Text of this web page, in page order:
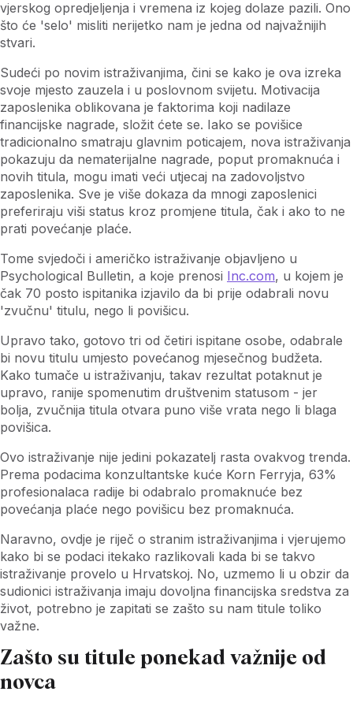
vjerskog opredjeljenja i vremena iz kojeg dolaze pazili. Ono
što će 'selo' misliti nerijetko nam je jedna od najvažnijih
stvari.
Sudeći po novim istraživanjima, čini se kako je ova izreka
svoje mjesto zauzela i u poslovnom svijetu. Motivacija
zaposlenika oblikovana je faktorima koji nadilaze
financijske nagrade, složit ćete se. Iako se povišice
tradicionalno smatraju glavnim poticajem, nova istraživanja
pokazuju da nematerijalne nagrade, poput promaknuća i
novih titula, mogu imati veći utjecaj na zadovoljstvo
zaposlenika. Sve je više dokaza da mnogi zaposlenici
preferiraju viši status kroz promjene titula, čak i ako to ne
prati povećanje plaće.
Tome svjedoči i američko istraživanje objavljeno u
Psychological Bulletin, a koje prenosi Inc.com, u kojem je
čak 70 posto ispitanika izjavilo da bi prije odabrali novu
'zvučnu' titulu, nego li povišicu.
Upravo tako, gotovo tri od četiri ispitane osobe, odabrale
bi novu titulu umjesto povećanog mjesečnog budžeta.
Kako tumače u istraživanju, takav rezultat potaknut je
upravo, ranije spomenutim društvenim statusom - jer
bolja, zvučnija titula otvara puno više vrata nego li blaga
povišica.
Ovo istraživanje nije jedini pokazatelj rasta ovakvog trenda.
Prema podacima konzultantske kuće Korn Ferryja, 63%
profesionalaca radije bi odabralo promaknuće bez
povećanja plaće nego povišicu bez promaknuća.
Naravno, ovdje je riječ o stranim istraživanjima i vjerujemo
kako bi se podaci itekako razlikovali kada bi se takvo
istraživanje provelo u Hrvatskoj. No, uzmemo li u obzir da
sudionici istraživanja imaju dovoljna financijska sredstva za
život, potrebno je zapitati se zašto su nam titule toliko
važne.
Zašto su titule ponekad važnije od
novca